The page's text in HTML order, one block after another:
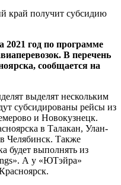
год по программе
В перечень
сообщается на
выделят нескольким
субсидированы рейсы из
и Новокузнецк.
в Талакан, Улан-
Челябинск. Также
будет выполнять из
А у «ЮТэйра»